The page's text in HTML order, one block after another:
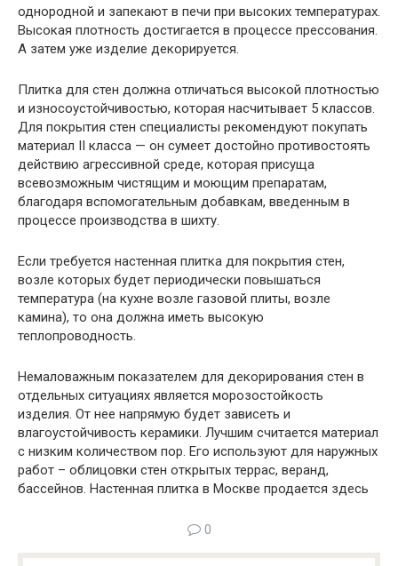
однородной и запекают в печи при высоких температурах.
Высокая плотность достигается в процессе прессования.
А затем уже изделие декорируется.
Плитка для стен должна отличаться высокой плотностью
и износоустойчивостью, которая насчитывает 5 классов.
Для покрытия стен специалисты рекомендуют покупать
материал II класса — он сумеет достойно противостоять
действию агрессивной среде, которая присуща
всевозможным чистящим и моющим препаратам,
благодаря вспомогательным добавкам, введенным в
процессе производства в шихту.
Если требуется настенная плитка для покрытия стен,
возле которых будет периодически повышаться
температура (на кухне возле газовой плиты, возле
камина), то она должна иметь высокую
теплопроводность.
Немаловажным показателем для декорирования стен в
отдельных ситуациях является морозостойкость
изделия. От нее напрямую будет зависеть и
влагоустойчивость керамики. Лучшим считается материал
с низким количеством пор. Его используют для наружных
работ – облицовки стен открытых террас, веранд,
бассейнов. Настенная плитка в Москве продается здесь
0